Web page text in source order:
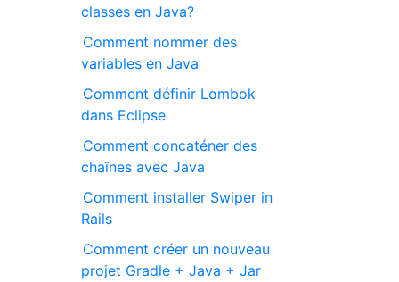
classes en Java?
Comment nommer des
variables en Java
Comment définir Lombok
dans Eclipse
Comment concaténer des
chaînes avec Java
Comment installer Swiper in
Rails
Comment créer un nouveau
projet Gradle + Java + Jar